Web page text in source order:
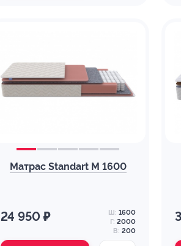
Матрас Standart M 1600
24 950 ₽ Ш: 1600
Г: 2000
В: 200